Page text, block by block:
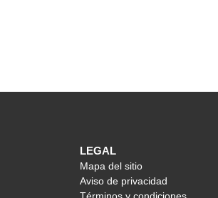
LEGAL
Mapa del sitio
Aviso de privacidad